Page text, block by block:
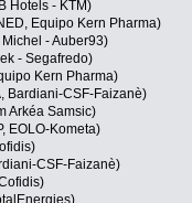
Hotels - KTM)
Equipo Kern Pharma)
- Auber93)
- Segafredo)
Kern Pharma)
Bardiani-CSF-Faizanè)
Arkéa Samsic)
EOLO-Kometa)
CSF-Faizanè)